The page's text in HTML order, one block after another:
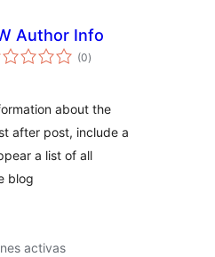
Author Info
(0evaluación
total
)
about the
after post, include a
a list of all
blog
activas